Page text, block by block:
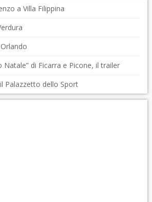
a Villa Filippina
Natale” di Ficarra e Picone, il trailer
Palazzetto dello Sport